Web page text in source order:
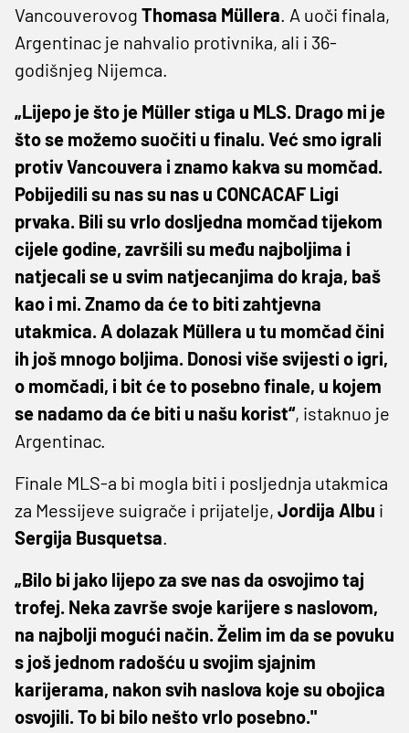
Vancouverovog Thomasa Müllera. A uoči finala,
Argentinac je nahvalio protivnika, ali i 36-
godišnjeg Nijemca.
„Lijepo je što je Müller stiga u MLS. Drago mi je
što se možemo suočiti u finalu.Već smo igrali
protiv Vancouvera i znamo kakva su momčad.
Pobijedili su nas su nas u CONCACAF Ligi
prvaka. Bili su vrlo dosljedna momčad tijekom
cijele godine, završili su među najboljima i
natjecali se u svim natjecanjima do kraja, baš
kao i mi. Znamo da će to biti zahtjevna
utakmica. A dolazak Müllera u tu momčad čini
ih još mnogo boljima. Donosi više svijesti o igri,
o momčadi, i bit će to posebno finale, u kojem
se nadamo da će biti u našu korist“, istaknuo je
Argentinac.
Finale MLS-a bi mogla biti i posljednja utakmica
za Messijeve suigrače i prijatelje, Jordija Albu i
Sergija Busquetsa.
„Bilo bi jako lijepo za sve nas da osvojimo taj
trofej. Neka završe svoje karijere s naslovom,
na najbolji mogući način. Želim im da se povuku
s još jednom radošću u svojim sjajnim
karijerama, nakon svih naslova koje su obojica
osvojili. To bi bilo nešto vrlo posebno."